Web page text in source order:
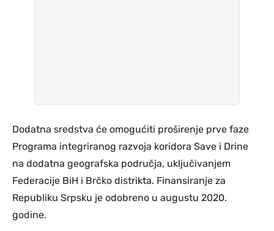
Dodatna sredstva će omogućiti proširenje prve faze
Programa integriranog razvoja koridora Save i Drine
na dodatna geografska područja, uključivanjem
Federacije BiH i Brčko distrikta. Finansiranje za
Republiku Srpsku je odobreno u augustu 2020.
godine.